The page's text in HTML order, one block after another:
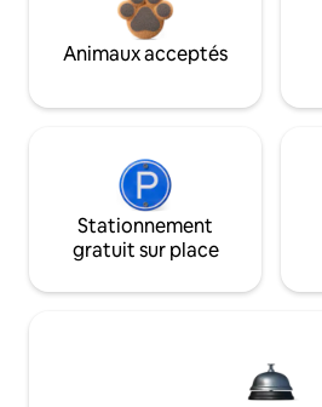
Animaux acceptés
Stationnement
gratuit sur place